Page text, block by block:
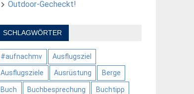
Outdoor-Gecheckt!
SCHLAGWÖRTER
#aufnachmv Ausflugsziel
Ausflugsziele Ausrüstung Berge
Buch Buchbesprechung Buchtipp